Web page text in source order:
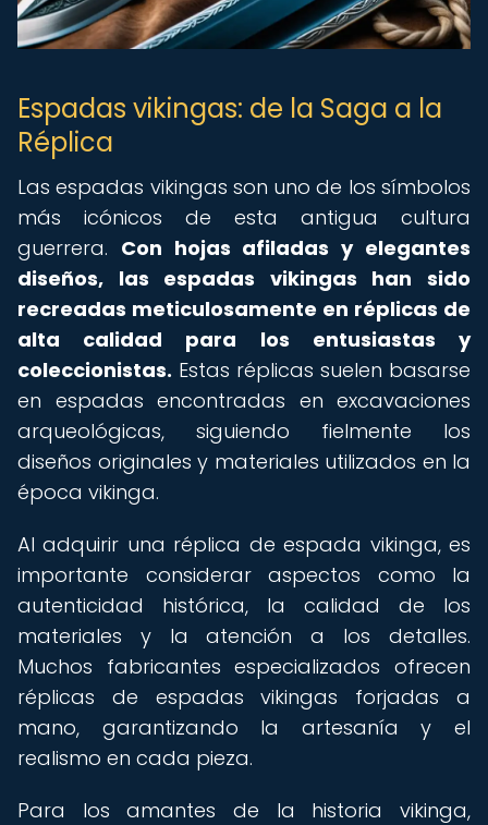
Espadas vikingas: de la Saga a la
Réplica
Las espadas vikingas son uno de los símbolos
más icónicos de esta antigua cultura
guerrera. Con hojas afiladas y elegantes
diseños, las espadas vikingas han sido
recreadas meticulosamente en réplicas de
alta calidad para los entusiastas y
coleccionistas. Estas réplicas suelen basarse
en espadas encontradas en excavaciones
arqueológicas, siguiendo fielmente los
diseños originales y materiales utilizados en la
época vikinga.
Al adquirir una réplica de espada vikinga, es
importante considerar aspectos como la
autenticidad histórica, la calidad de los
materiales y la atención a los detalles.
Muchos fabricantes especializados ofrecen
réplicas de espadas vikingas forjadas a
mano, garantizando la artesanía y el
realismo en cada pieza.
Para los amantes de la historia vikinga,